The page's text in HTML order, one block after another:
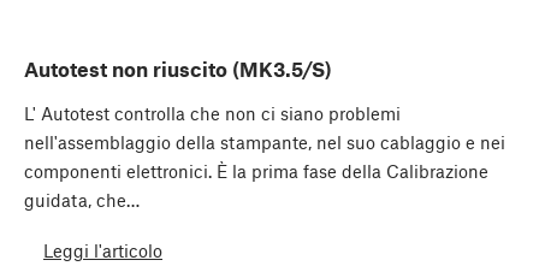
Autotest non riuscito (MK3.5/S)
L' Autotest controlla che non ci siano problemi
nell'assemblaggio della stampante, nel suo cablaggio e nei
componenti elettronici. È la prima fase della Calibrazione
guidata, che…
Leggi l'articolo